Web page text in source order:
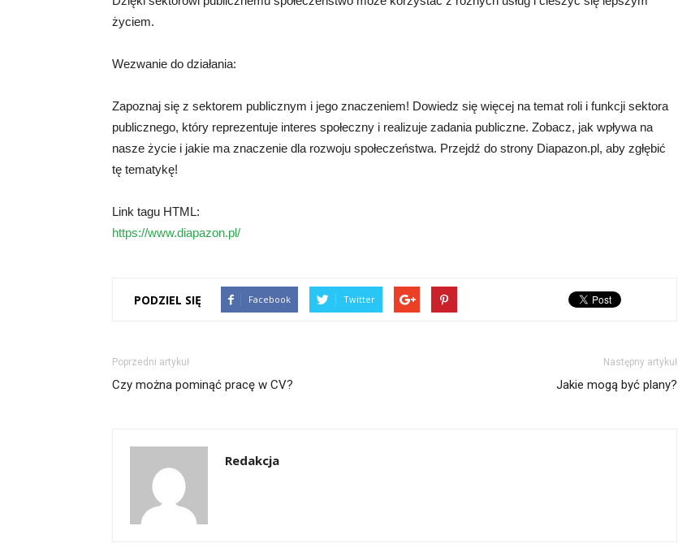
życiem.
Wezwanie do działania:
Zapoznaj się z sektorem publicznym i jego znaczeniem! Dowiedz się więcej na temat roli i funkcji sektora
publicznego, który reprezentuje interes społeczny i realizuje zadania publiczne. Zobacz, jak wpływa na
nasze życie i jakie ma znaczenie dla rozwoju społeczeństwa. Przejdź do strony Diapazon.pl, aby zgłębić
tę tematykę!
Link tagu HTML:
https://www.diapazon.pl/
PODZIEL SIĘ Facebook Twitter
Poprzedni artykuł
Czy można pominąć pracę w CV?
Następny artykuł
Jakie mogą być plany?
Redakcja